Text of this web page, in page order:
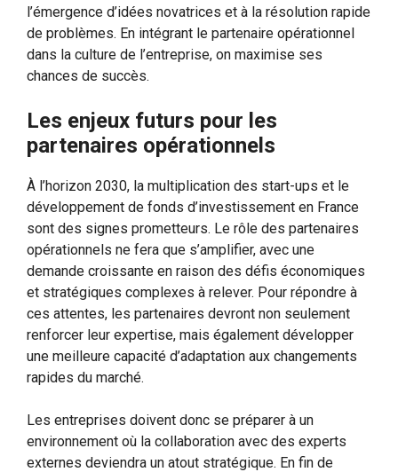
l’émergence d’idées novatrices et à la résolution rapide
de problèmes. En intégrant le partenaire opérationnel
dans la culture de l’entreprise, on maximise ses
chances de succès.
Les enjeux futurs pour les
partenaires opérationnels
À l’horizon 2030, la multiplication des start-ups et le
développement de fonds d’investissement en France
sont des signes prometteurs. Le rôle des partenaires
opérationnels ne fera que s’amplifier, avec une
demande croissante en raison des défis économiques
et stratégiques complexes à relever. Pour répondre à
ces attentes, les partenaires devront non seulement
renforcer leur expertise, mais également développer
une meilleure capacité d’adaptation aux changements
rapides du marché.
Les entreprises doivent donc se préparer à un
environnement où la collaboration avec des experts
externes deviendra un atout stratégique. En fin de